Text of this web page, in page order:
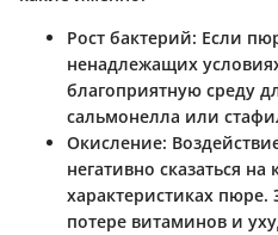
Рост бактерий: Если
ненадлежащих
благоприятную среду
сальмонелла или
Окисление:
негативно сказаться на
характеристиках
потере витаминов и